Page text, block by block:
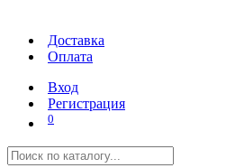
Доставка
Оплата
Вход
Регистрация
0